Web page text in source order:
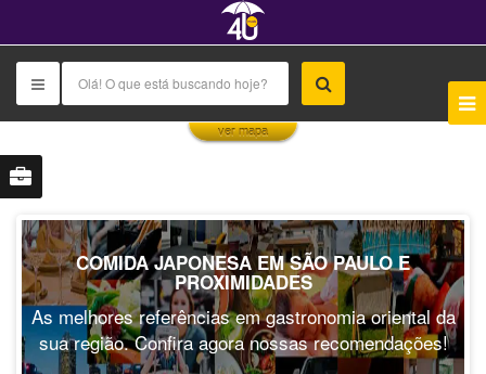
ver mapa
COMIDA JAPONESA EM SÃO PAULO E
PROXIMIDADES
As melhores referências em gastronomia oriental da
sua região. Confira agora nossas recomendações!